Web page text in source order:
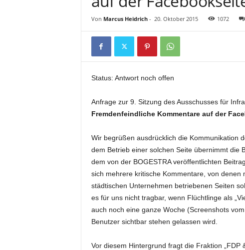
Von Marcus Heidrich- 20. Oktober 2015 1072
Status: Antwort noch offen
Anfrage zur 9. Sitzung des Ausschusses für
Fremdenfeindliche Kommentare auf der
Wir begrüßen ausdrücklich die Kommunikation
dem Betrieb einer solchen Seite übernimmt die
dem von der BOGESTRA veröffentlichten
sich mehrere kritische Kommentare, von
städtischen Unternehmen betriebenen Seiten
es für uns nicht tragbar, wenn Flüchtlinge als
auch noch eine ganze Woche (Screenshots
Benutzer sichtbar stehen gelassen wird.
Vor diesem Hintergrund fragt die Fraktion „FDP